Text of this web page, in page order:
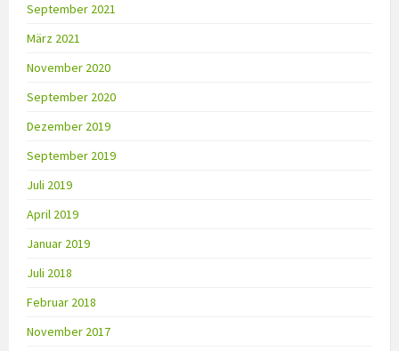
September 2021
März 2021
November 2020
September 2020
Dezember 2019
September 2019
Juli 2019
April 2019
Januar 2019
Juli 2018
Februar 2018
November 2017